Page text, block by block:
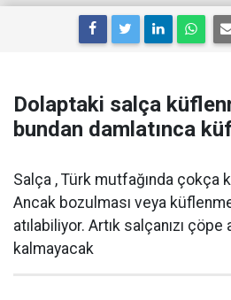
Dolaptaki salça
bundan damlatınca
Salça , Türk mutfağında çokça
Ancak bozulması veya
atılabiliyor. Artık salçanızı
kalmayacak